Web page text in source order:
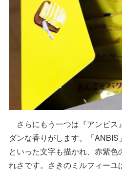
さらにもう一つは『アンビス
ダンな香りがします。「ANBIS
といった文字も描かれ、赤紫色
れさです。さきのミルフィーユ